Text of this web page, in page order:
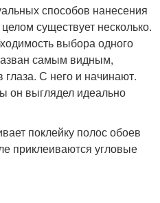
способов нанесения
существует несколько.
выбора одного
самым видным,
С него и начинают.
он выглядел идеально
поклейку полос обоев
приклеиваются угловые